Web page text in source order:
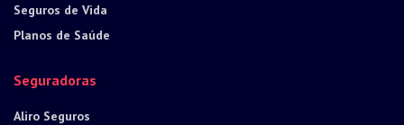
Seguros de Vida
Planos de Saúde
Seguradoras
Aliro Seguros